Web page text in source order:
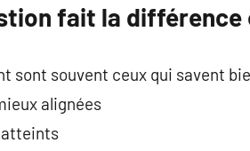
fait la
sont souvent ceux qui savent
alignées